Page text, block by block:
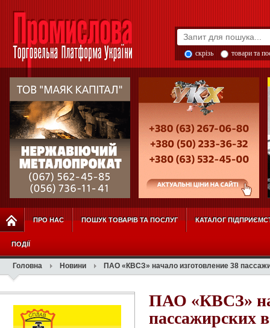
скрізь товари та
ПРО НАС ПОШУК ТОВАРІВ ТА ПОСЛУГ КАТАЛОГ
ПОДІЇ
Головна Новини ПАО «КВСЗ» начало изготовление 38
ПАО «КВСЗ»
пассажирских